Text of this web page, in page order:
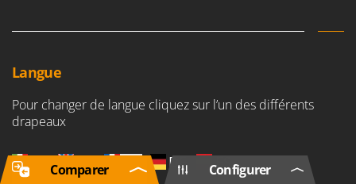
Langue
Pour changer de langue cliquez sur l’un des différents
drapeaux
IT UK FR DE ES
Configurer
Comparer